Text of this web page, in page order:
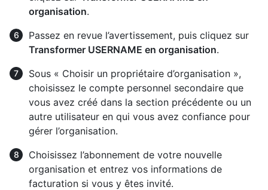
organisation.
Passez en revue l’avertissement, puis cliquez sur
Transformer USERNAME en organisation.
Sous « Choisir un propriétaire d’organisation »,
choisissez le compte personnel secondaire que
vous avez créé dans la section précédente ou un
autre utilisateur en qui vous avez confiance pour
gérer l’organisation.
Choisissez l’abonnement de votre nouvelle
organisation et entrez vos informations de
facturation si vous y êtes invité.